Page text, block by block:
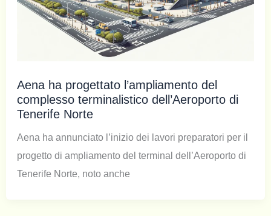
Aena ha progettato l’ampliamento del
complesso terminalistico dell’Aeroporto di
Tenerife Norte
Aena ha annunciato l’inizio dei lavori preparatori per il
progetto di ampliamento del terminal dell’Aeroporto di
Tenerife Norte, noto anche